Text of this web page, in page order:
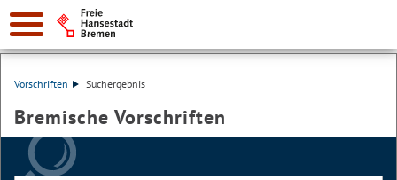
Vorschriften Suchergebnis
Bremische Vorschriften